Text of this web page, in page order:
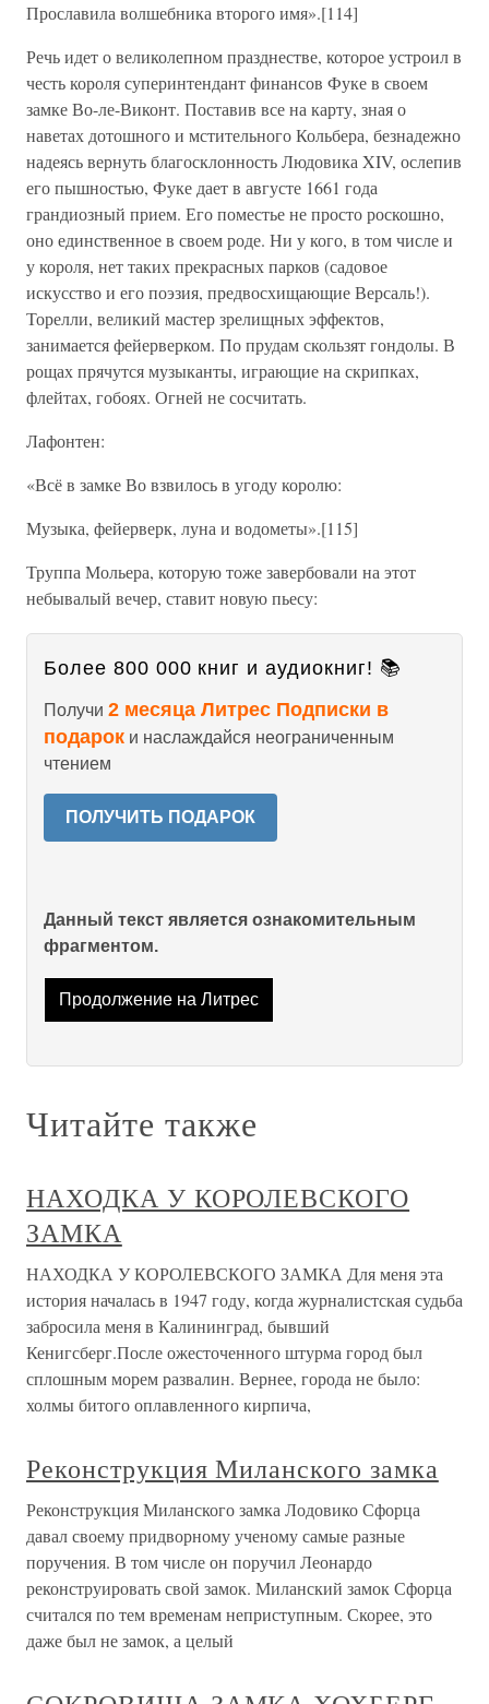
Прославила волшебника второго имя».[114]
Речь идет о великолепном празднестве, которое устроил в
честь короля суперинтендант финансов Фуке в своем
замке Во-ле-Виконт. Поставив все на карту, зная о
наветах дотошного и мстительного Кольбера, безнадежно
надеясь вернуть благосклонность Людовика XIV, ослепив
его пышностью, Фуке дает в августе 1661 года
грандиозный прием. Его поместье не просто роскошно,
оно единственное в своем роде. Ни у кого, в том числе и
у короля, нет таких прекрасных парков (садовое
искусство и его поэзия, предвосхищающие Версаль!).
Торелли, великий мастер зрелищных эффектов,
занимается фейерверком. По прудам скользят гондолы. В
рощах прячутся музыканты, играющие на скрипках,
флейтах, гобоях. Огней не сосчитать.
Лафонтен:
«Всё в замке Во взвилось в угоду королю:
Музыка, фейерверк, луна и водометы».[115]
Труппа Мольера, которую тоже завербовали на этот
небывалый вечер, ставит новую пьесу:
Более 800 000 книг и аудиокниг! 📚
Получи 2 месяца Литрес Подписки в
подарок и наслаждайся неограниченным
чтением
ПОЛУЧИТЬ ПОДАРОК
Данный текст является ознакомительным
фрагментом.
Продолжение на Литрес
Читайте также
НАХОДКА У КОРОЛЕВСКОГО
ЗАМКА
НАХОДКА У КОРОЛЕВСКОГО ЗАМКА Для меня эта
история началась в 1947 году, когда журналистская судьба
забросила меня в Калининград, бывший
Кенигсберг.После ожесточенного штурма город был
сплошным морем развалин. Вернее, города не было:
холмы битого оплавленного кирпича,
Реконструкция Миланского замка
Реконструкция Миланского замка Лодовико Сфорца
давал своему придворному ученому самые разные
поручения. В том числе он поручил Леонардо
реконструировать свой замок. Миланский замок Сфорца
считался по тем временам неприступным. Скорее, это
даже был не замок, а целый